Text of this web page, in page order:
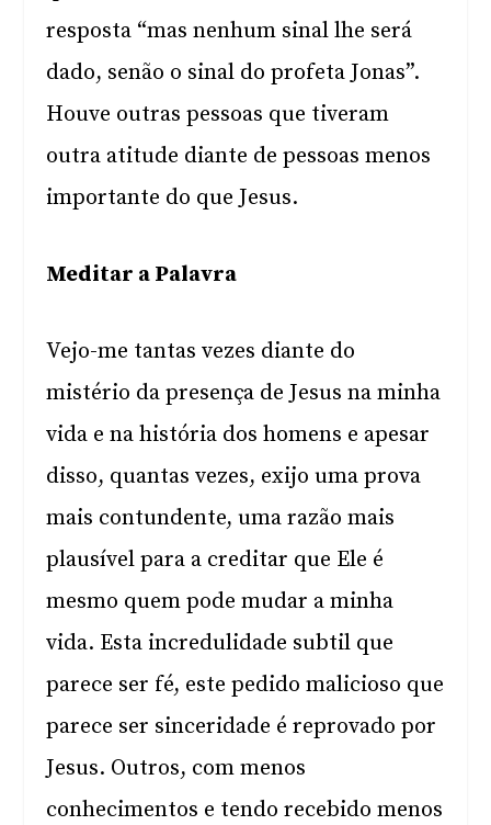
resposta “mas nenhum sinal lhe será
dado, senão o sinal do profeta Jonas”.
Houve outras pessoas que tiveram
outra atitude diante de pessoas menos
importante do que Jesus.
Meditar a Palavra
Vejo-me tantas vezes diante do
mistério da presença de Jesus na minha
vida e na história dos homens e apesar
disso, quantas vezes, exijo uma prova
mais contundente, uma razão mais
plausível para a creditar que Ele é
mesmo quem pode mudar a minha
vida. Esta incredulidade subtil que
parece ser fé, este pedido malicioso que
parece ser sinceridade é reprovado por
Jesus. Outros, com menos
conhecimentos e tendo recebido menos